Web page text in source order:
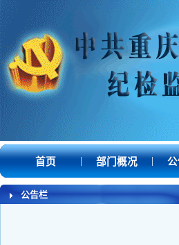
首页 | 部门概况 |
公告栏
· 习近平在二十届中央纪委五次全会上发表...